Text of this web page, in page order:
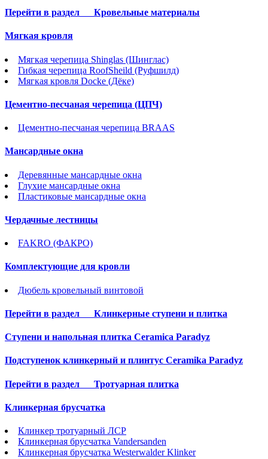
Перейти в раздел Кровельные материалы
Мягкая кровля
Мягкая черепица Shinglas (Шинглас)
Гибкая черепица RoofSheild (Руфшилд)
Мягкая кровля Docke (Дёке)
Цементно-песчаная черепица (ЦПЧ)
Цементно-песчаная черепица BRAAS
Мансардные окна
Деревянные мансардные окна
Глухие мансардные окна
Пластиковые мансардные окна
Чердачные лестницы
FAKRO (ФАКРО)
Комплектующие для кровли
Дюбель кровельный винтовой
Перейти в раздел Клинкерные ступени и плитка
Cтупени и напольная плитка Ceramica Paradyz
Подступенок клинкерный и плинтус Ceramika Paradyz
Перейти в раздел Тротуарная плитка
Клинкерная брусчатка
Клинкер тротуарный ЛСР
Клинкерная брусчатка Vandersanden
Клинкерная брусчатка Westerwalder Klinker